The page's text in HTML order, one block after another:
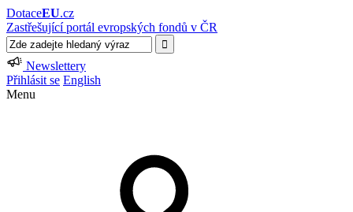
DotaceEU.cz
Zastřešující portál evropských fondů v ČR
Newslettery
Přihlásit se English
Menu